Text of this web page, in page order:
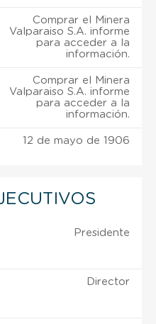
Comprar el Minera
Valparaiso S.A. informe
para acceder a la
información.
Comprar el Minera
Valparaiso S.A. informe
para acceder a la
información.
12 de mayo de 1906
Presidente
Director